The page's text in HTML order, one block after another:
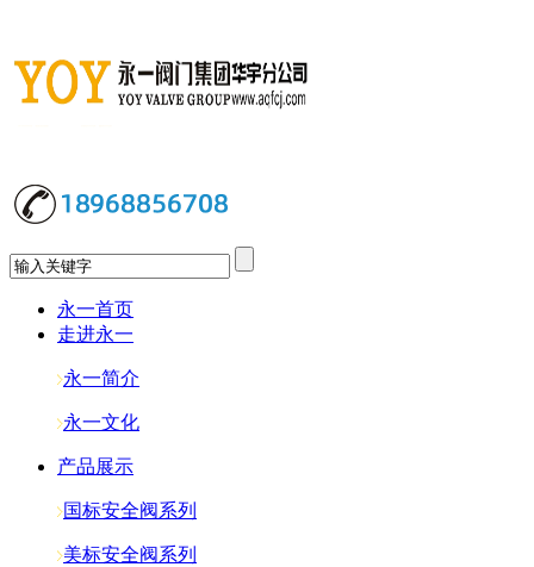
永一首页
走进永一
永一简介
永一文化
产品展示
国标安全阀系列
美标安全阀系列